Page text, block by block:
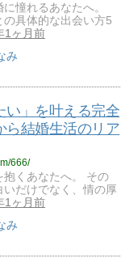
憧れるあなたへ。
の具体的な出会い方5
1ヶ月前
み
い」を叶える完全
ら結婚生活のリア
666/
抱くあなたへ。 その
だけでなく、情の厚
1ヶ月前
み